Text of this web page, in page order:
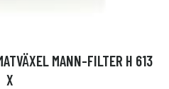
MANN-FILTER H 613
X